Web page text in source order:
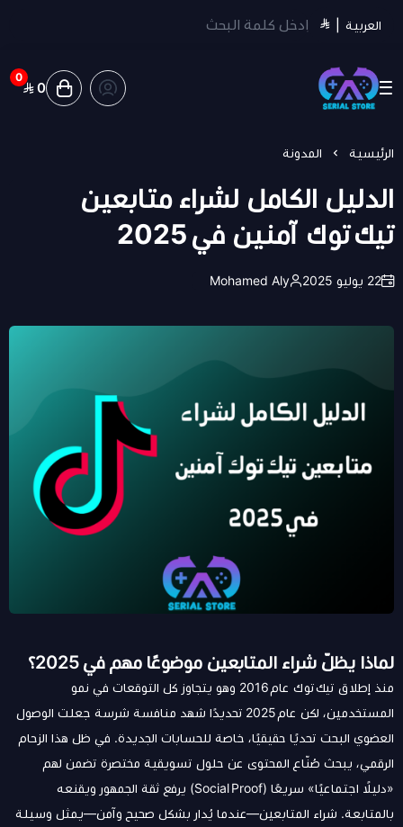
العربية
سيريل ستور | Serial Store
0
0
الرئيسية المدونة
الدليل الكامل لشراء متابعين
تيك توك آمنين في 2025
22 يوليو 2025 Mohamed Aly
لماذا يظلّ شراء المتابعين موضوعًا مهم في 2025؟
منذ إطلاق تيك توك
عام 2016 وهو يتجاوز كل التوقعات في نمو
المستخدمين، لكن عام 2025 تحديدًا شهد منافسة شرسة جعلت الوصول
العضوي البحت تحديًا حقيقيًا، خاصة للحسابات الجديدة. في ظل هذا الزحام
الرقمي، يبحث صُنّاع المحتوى عن حلول تسويقية مختصرة تضمن لهم
«دليلًا اجتماعيًا» سريعًا (Social Proof) يرفع ثقة الجمهور ويقنعه
بالمتابعة. شراء المتابعين—عندما يُدار بشكل صحيح وآمن—يمثل وسيلة